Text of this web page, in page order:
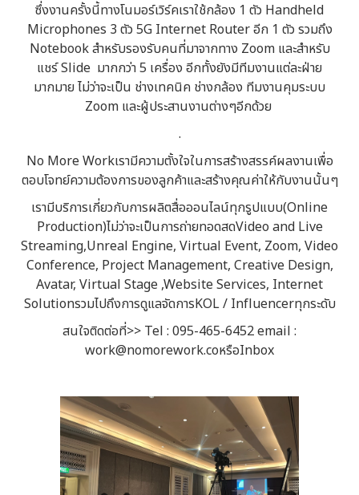
ซึ่งงานครั้งนี้ทางโนมอร์เวิร์คเราใช้กล้อง 1 ตัว Handheld
Microphones 3 ตัว 5G Internet Router อีก 1 ตัว รวมถึง
Notebook สำหรับรองรับคนที่มาจากทาง Zoom และสำหรับ
แชร์ Slide มากกว่า 5 เครื่อง อีกทั้งยังมีทีมงานแต่ละฝ่าย
มากมาย ไม่ว่าจะเป็น ช่างเทคนิค ช่างกล้อง ทีมงานคุมระบบ
Zoom และผู้ประสานงานต่างๆอีกด้วย
.
No More Workเรามีความตั้งใจในการสร้างสรรค์ผลงานเพื่อ
ตอบโจทย์ความต้องการของลูกค้าและสร้างคุณค่าให้กับงานนั้นๆ
เรามีบริการเกี่ยวกับการผลิตสื่อออนไลน์ทุกรูปแบบ(Online
Production)ไม่ว่าจะเป็นการถ่ายทอดสดVideo and Live
Streaming,Unreal Engine, Virtual Event, Zoom, Video
Conference, Project Management, Creative Design,
Avatar, Virtual Stage ,Website Services, Internet
SolutionรวมไปถึงการดูแลจัดการKOL / Influencerทุกระดับ
สนใจติดต่อที่>> Tel : 095-465-6452 email :
work@nomorework.coหรือInbox